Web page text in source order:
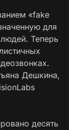
«fake
для
Теперь
Дешкина,
десять